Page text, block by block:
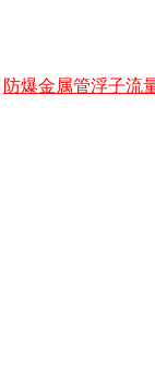
防爆金属管浮子流